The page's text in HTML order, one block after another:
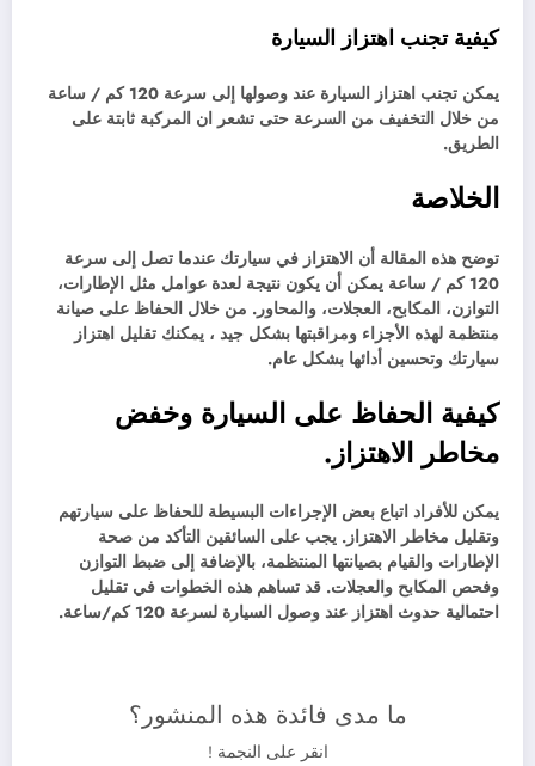
كيفية تجنب اهتزاز السيارة
يمكن تجنب اهتزاز السيارة عند وصولها إلى سرعة 120 كم / ساعة
من خلال التخفيف من السرعة حتى تشعر ان المركبة ثابتة على
الطريق.
الخلاصة
توضح هذه المقالة أن الاهتزاز في سيارتك عندما تصل إلى سرعة
120 كم / ساعة يمكن أن يكون نتيجة لعدة عوامل مثل الإطارات،
التوازن، المكابح، العجلات، والمحاور. من خلال الحفاظ على صيانة
منتظمة لهذه الأجزاء ومراقبتها بشكل جيد ، يمكنك تقليل اهتزاز
سيارتك وتحسين أدائها بشكل عام.
كيفية الحفاظ على السيارة وخفض
مخاطر الاهتزاز.
يمكن للأفراد اتباع بعض الإجراءات البسيطة للحفاظ على سيارتهم
وتقليل مخاطر الاهتزاز. يجب على السائقين التأكد من صحة
الإطارات والقيام بصيانتها المنتظمة، بالإضافة إلى ضبط التوازن
وفحص المكابح والعجلات. قد تساهم هذه الخطوات في تقليل
احتمالية حدوث اهتزاز عند وصول السيارة لسرعة 120 كم/ساعة.
ما مدى فائدة هذه المنشور؟
انقر على النجمة !